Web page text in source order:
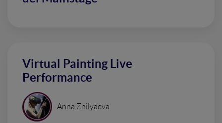
Virtual Painting Live
Performance
Anna Zhilyaeva